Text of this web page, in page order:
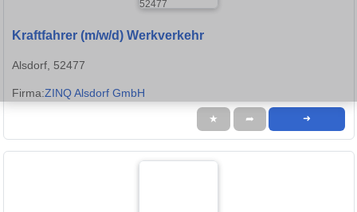
Kraftfahrer (m/w/d) Werkverkehr
Alsdorf, 52477
Firma:ZINQ Alsdorf GmbH
★ ➦ ➜